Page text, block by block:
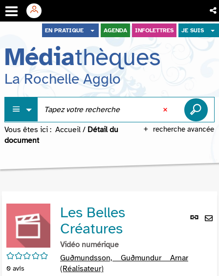
menu
contenu
recherche
EN PRATIQUE AGENDA INFOLETTRES JE SUIS
Médiathèques
La Rochelle Agglo
recherche avancée
Vous êtes ici : Accueil / Détail du
document
Lien
/5
0 avis
Les Belles
Créatures
Vidéo numérique
Guðmundsson, Guðmundur Arnar
(Réalisateur)